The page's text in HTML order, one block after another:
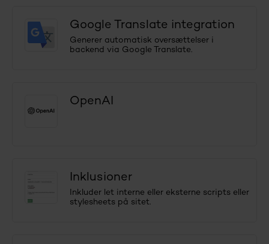
Google Translate integration
Generer automatisk oversættelser i
backend via Google Translate.
OpenAI
Inklusioner
Inkluder let interne eller eksterne scripts eller
stylesheets på sitet.